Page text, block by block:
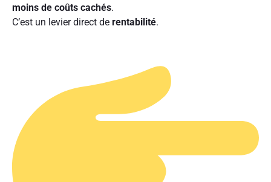
moins de coûts cachés.
C’est un levier direct de rentabilité.